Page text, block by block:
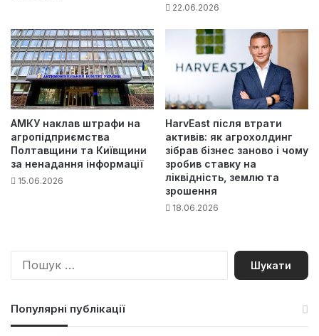
22.06.2026
АМКУ наклав штрафи на
агропідприємства
Полтавщини та Київщини
за ненадання інформації
15.06.2026
HarvEast після втрати
активів: як агрохолдинг
зібрав бізнес заново і чому
зробив ставку на
ліквідність, землю та
зрошення
18.06.2026
П
Популярні публікації